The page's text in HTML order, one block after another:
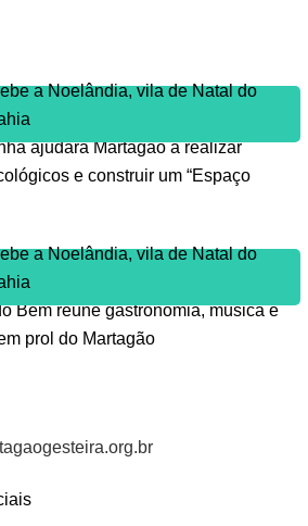
ajudará Martagão a realizar
e construir um “Espaço
Bem reúne gastronomia, música e
prol do Martagão